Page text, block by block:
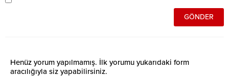
Henüz yorum yapılmamış. İlk yorumu yukarıdaki form
aracılığıyla siz yapabilirsiniz.